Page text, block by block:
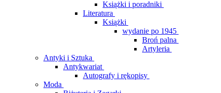
Książki i poradniki
Literatura
Książki
wydanie po 1945
Broń palna
Artyleria
Antyki i Sztuka
Antykwariat
Autografy i rękopisy
Moda